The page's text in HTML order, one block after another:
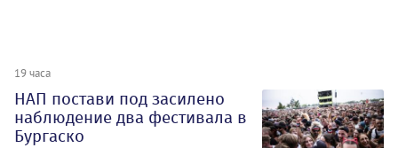
19 часа
НАП постави под засилено
наблюдение два фестивала в
Бургаско